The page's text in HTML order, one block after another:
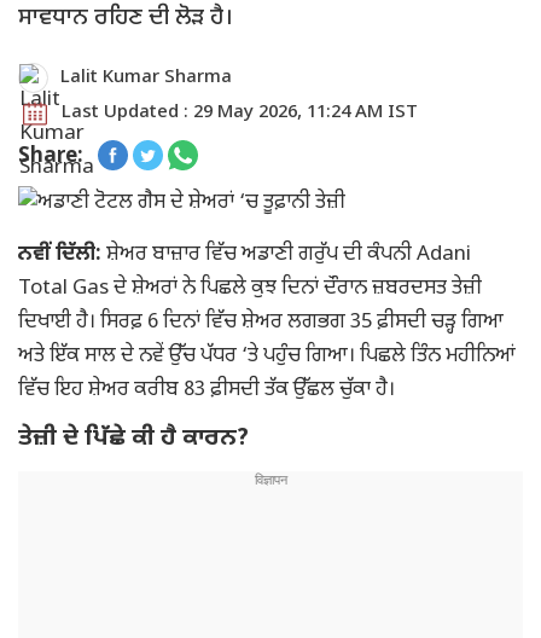
ਸਾਵਧਾਨ ਰਹਿਣ ਦੀ ਲੋੜ ਹੈ।
Lalit Kumar Sharma
Last Updated : 29 May 2026, 11:24 AM IST
Share:
ਨਵੀਂ ਦਿੱਲੀ: ਸ਼ੇਅਰ ਬਾਜ਼ਾਰ ਵਿੱਚ ਅਡਾਣੀ ਗਰੁੱਪ ਦੀ ਕੰਪਨੀ Adani
Total Gas ਦੇ ਸ਼ੇਅਰਾਂ ਨੇ ਪਿਛਲੇ ਕੁਝ ਦਿਨਾਂ ਦੌਰਾਨ ਜ਼ਬਰਦਸਤ ਤੇਜ਼ੀ
ਦਿਖਾਈ ਹੈ। ਸਿਰਫ਼ 6 ਦਿਨਾਂ ਵਿੱਚ ਸ਼ੇਅਰ ਲਗਭਗ 35 ਫ਼ੀਸਦੀ ਚੜ੍ਹ ਗਿਆ
ਅਤੇ ਇੱਕ ਸਾਲ ਦੇ ਨਵੇਂ ਉੱਚ ਪੱਧਰ ‘ਤੇ ਪਹੁੰਚ ਗਿਆ। ਪਿਛਲੇ ਤਿੰਨ ਮਹੀਨਿਆਂ
ਵਿੱਚ ਇਹ ਸ਼ੇਅਰ ਕਰੀਬ 83 ਫ਼ੀਸਦੀ ਤੱਕ ਉੱਛਲ ਚੁੱਕਾ ਹੈ।
ਤੇਜ਼ੀ ਦੇ ਪਿੱਛੇ ਕੀ ਹੈ ਕਾਰਨ?